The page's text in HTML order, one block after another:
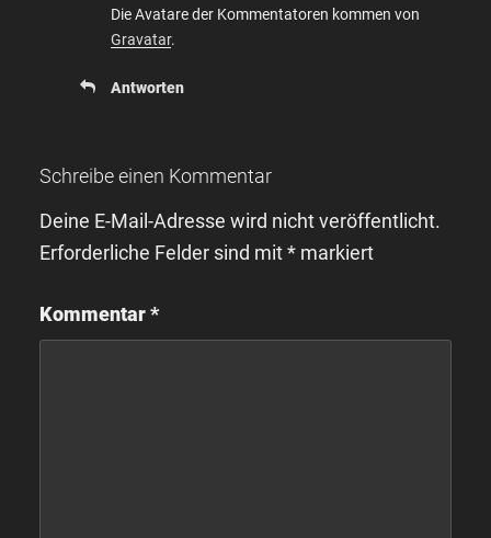
Die Avatare der Kommentatoren kommen von
Gravatar.
Antworten
Schreibe einen Kommentar
Deine E-Mail-Adresse wird nicht veröffentlicht.
Erforderliche Felder sind mit* markiert
Kommentar*